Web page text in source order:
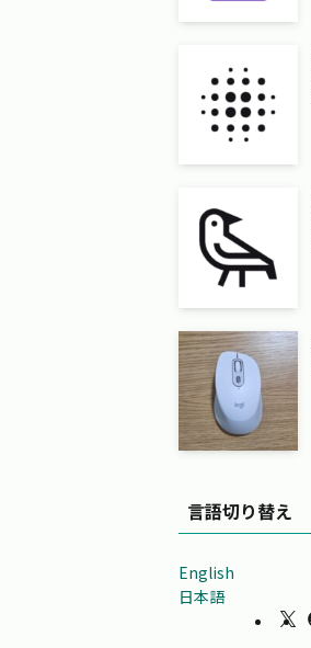
言語切り替え
English
日本語